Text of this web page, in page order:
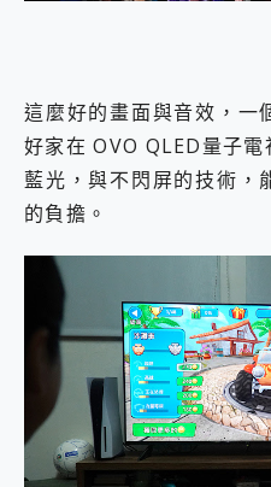
這麼好的畫面與音效，一
好家在 OVO QLED量子
藍光，與不閃屏的技術，
的負擔。